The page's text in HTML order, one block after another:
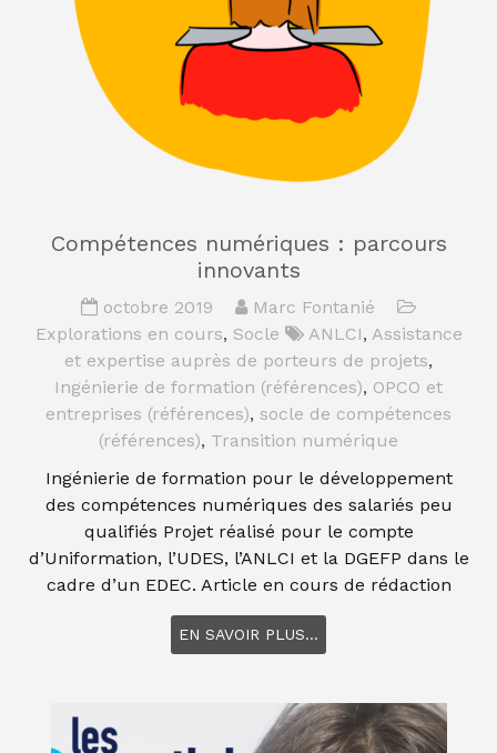
Compétences numériques : parcours
innovants
octobre 2019
Marc Fontanié
Explorations en cours, Socle ANLCI, Assistance
et expertise auprès de porteurs de projets,
Ingénierie de formation (références), OPCO et
entreprises (références), socle de compétences
(références), Transition numérique
Ingénierie de formation pour le développement
des compétences numériques des salariés peu
qualifiés Projet réalisé pour le compte
d’Uniformation, l’UDES, l’ANLCI et la DGEFP dans le
cadre d’un EDEC. Article en cours de rédaction
EN SAVOIR PLUS...